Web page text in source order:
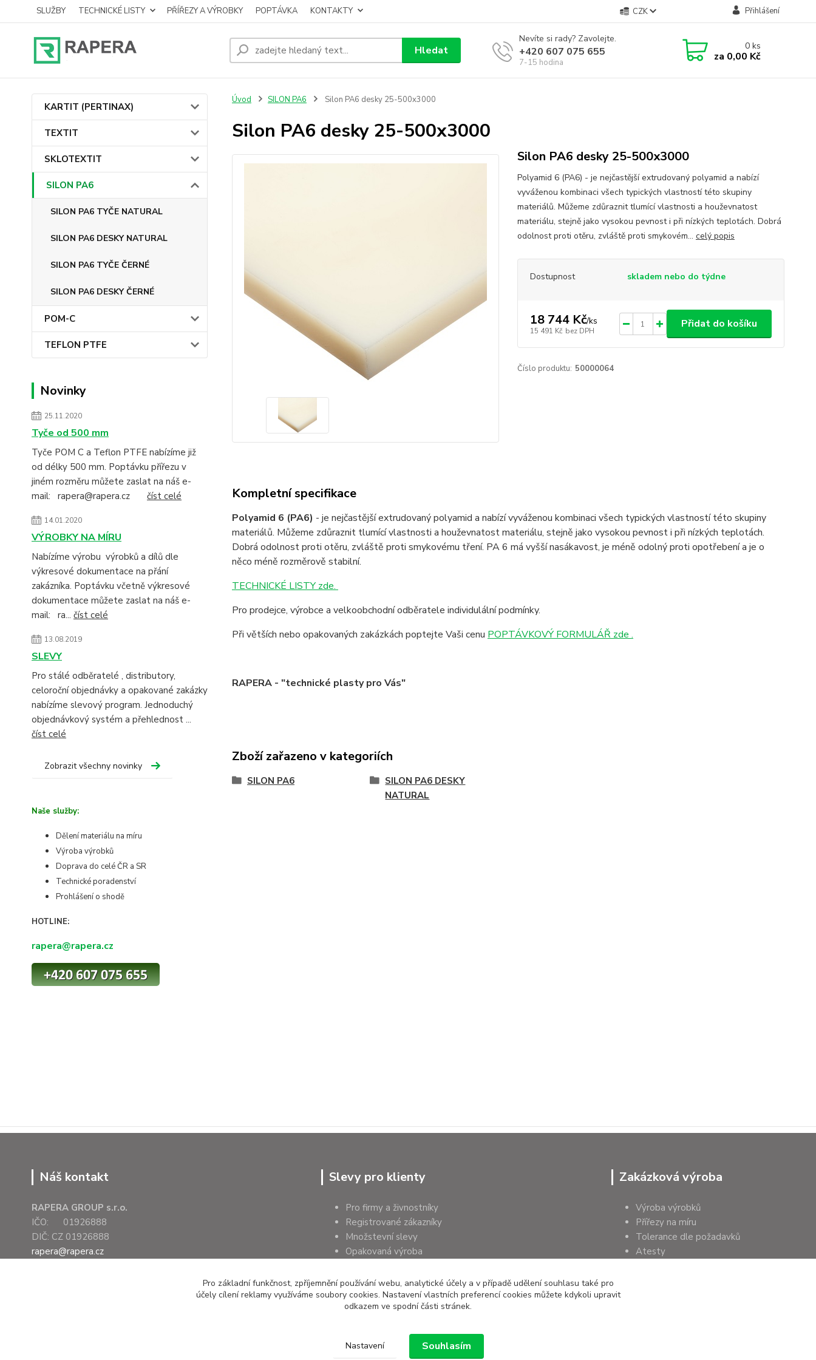
SLUŽBY TECHNICKÉ LISTY PŘÍŘEZY A VÝROBKY POPTÁVKA KONTAKTY CZK Přihlášení
Hledat
Nevíte si rady? Zavolejte.
+420 607 075 655
7-15 hodina
0ks
za 0,00 Kč
KARTIT (PERTINAX)
TEXTIT
SKLOTEXTIT
SILON PA6
SILON PA6 TYČE NATURAL
SILON PA6 DESKY NATURAL
SILON PA6 TYČE ČERNÉ
SILON PA6 DESKY ČERNÉ
POM-C
TEFLON PTFE
Novinky
25.11.2020
Tyče od 500 mm
Tyče POM C a Teflon PTFE nabízíme již
od délky 500 mm. Poptávku přířezu v
jiném rozměru můžete zaslat na náš e-
mail: rapera@rapera.cz číst celé
14.01.2020
VÝROBKY NA MÍRU
Nabízíme výrobu výrobků a dílů dle
výkresové dokumentace na přání
zakázníka. Poptávku včetně výkresové
dokumentace můžete zaslat na náš e-
mail: ra... číst celé
13.08.2019
SLEVY
Pro stálé odběratelé , distributory,
celoroční objednávky a opakované zakázky
nabízíme slevový program. Jednoduchý
objednávkový systém a přehlednost ...
číst celé
Zobrazit všechny novinky
Naše služby:
Dělení materiálu na míru
Výroba výrobků
Doprava do celé ČR a SR
Technické poradenství
Prohlášení o shodě
HOTLINE:
rapera@rapera.cz
Úvod SILON PA6 Silon PA6 desky 25-500x3000
Silon PA6 desky 25-500x3000
Silon PA6 desky 25-500x3000
Polyamid 6 (PA6) - je nejčastější extrudovaný polyamid a nabízí
vyváženou kombinaci všech typických vlastností této skupiny
materiálů. Můžeme zdůraznit tlumící vlastnosti a houževnatost
materiálu, stejně jako vysokou pevnost i při nízkých teplotách. Dobrá
odolnost proti otěru, zvláště proti smykovém... celý popis
Dostupnost skladem nebo do týdne
18 744 Kč/ks
15 491 Kč bez DPH
Přidat do košíku
Číslo produktu: 50000064
Kompletní specifikace
Polyamid 6 (PA6) - je nejčastější extrudovaný polyamid a nabízí vyváženou kombinaci všech typických vlastností této skupiny
materiálů. Můžeme zdůraznit tlumící vlastnosti a houževnatost materiálu, stejně jako vysokou pevnost i při nízkých teplotách.
Dobrá odolnost proti otěru, zvláště proti smykovému tření. PA 6 má vyšší nasákavost, je méně odolný proti opotřebení a je o
něco méně rozměrově stabilní.
TECHNICKÉ LISTY zde.
Pro prodejce, výrobce a velkoobchodní odběratele individulální podmínky.
Při větších nebo opakovaných zakázkách poptejte Vaši cenu POPTÁVKOVÝ FORMULÁŘ zde .
RAPERA - "technické plasty pro Vás"
Zboží zařazeno v kategoriích
SILON PA6
SILON PA6 DESKY
NATURAL
Náš kontakt
RAPERA GROUP s.r.o.
IČO: 01926888
DIČ: CZ 01926888
rapera@rapera.cz
Slevy pro klienty
Pro firmy a živnostníky
Registrované zákazníky
Množstevní slevy
Opakovaná výroba
Zakázková výroba
Výroba výrobků
Přířezy na míru
Tolerance dle požadavků
Atesty
Pro základní funkčnost, zpříjemnění používání webu, analytické účely a v případě udělení souhlasu také pro
účely cílení reklamy využíváme soubory cookies. Nastavení vlastních preferencí cookies můžete kdykoli upravit
odkazem ve spodní části stránek.
Nastavení Souhlasím